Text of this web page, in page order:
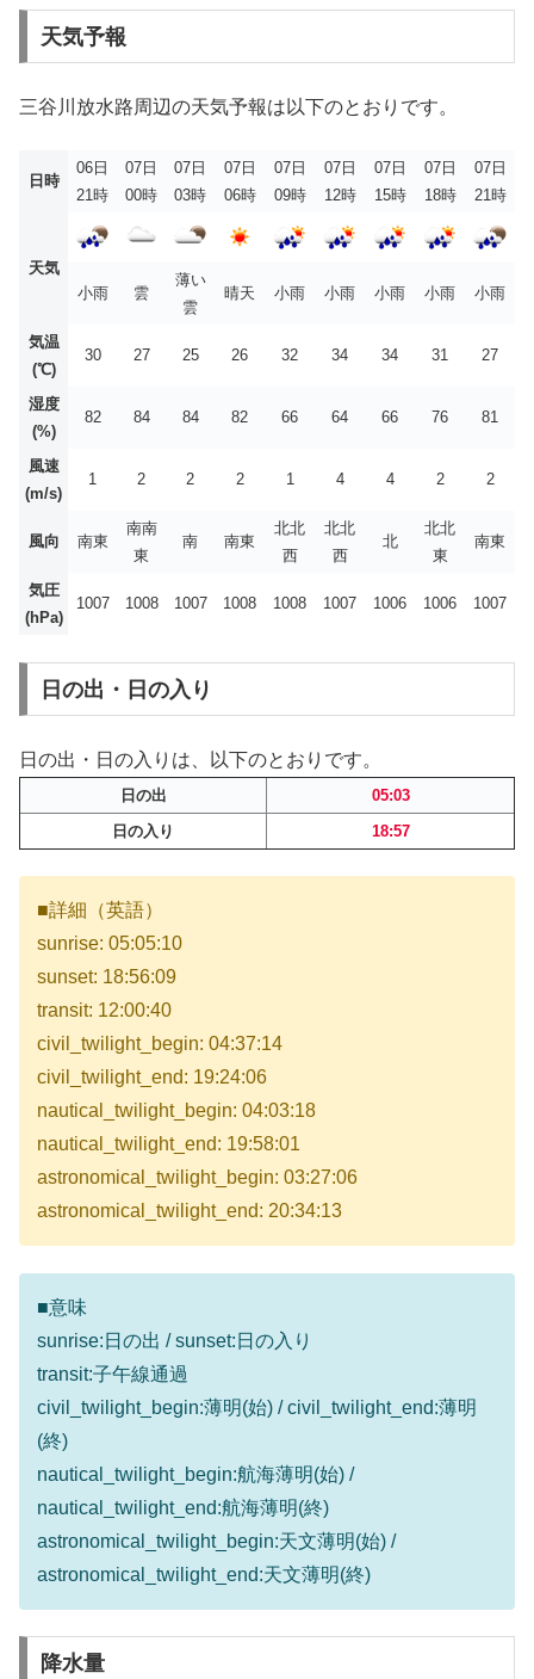
天気予報
三谷川放水路周辺の天気予報は以下のとおりです。
日時
06日
21時
07日
00時
07日
03時
07日
06時
07日
09時
07日
12時
07日
15時
07日
18時
07日
21時
天気
小雨
雲
薄い
雲
晴天 小雨 小雨 小雨 小雨 小雨
気温
(℃)
30 27 25 26 32 34 34 31 27
湿度
(%)
82 84 84 82 66 64 66 76 81
風速
(m/s)
1 2 2 2 1 4 4 2 2
風向 南東
南南
東
南 南東
北北
西
北北
西
北
北北
東
南東
気圧
(hPa)
1007 1008 1007 1008 1008 1007 1006 1006 1007
日の出・日の入り
日の出・日の入りは、以下のとおりです。
日の出
05:03
日の入り
18:57
■詳細（英語）
sunrise: 05:05:10
sunset: 18:56:09
transit: 12:00:40
civil_twilight_begin: 04:37:14
civil_twilight_end: 19:24:06
nautical_twilight_begin: 04:03:18
nautical_twilight_end: 19:58:01
astronomical_twilight_begin: 03:27:06
astronomical_twilight_end: 20:34:13
■意味
sunrise:日の出 / sunset:日の入り
transit:子午線通過
civil_twilight_begin:薄明(始) / civil_twilight_end:薄明
(終)
nautical_twilight_begin:航海薄明(始) /
nautical_twilight_end:航海薄明(終)
astronomical_twilight_begin:天文薄明(始) /
astronomical_twilight_end:天文薄明(終)
降水量